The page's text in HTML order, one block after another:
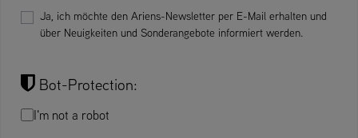
Ja, ich möchte den Ariens-Newsletter per E-Mail erhalten und
über Neuigkeiten und Sonderangebote informiert werden.
Bot-Protection:
I'm not a robot